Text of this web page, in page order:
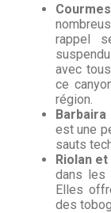
rappel
avec
ce
région.
Barbaira
est une
sauts
Riolan
dans les
Elles
des